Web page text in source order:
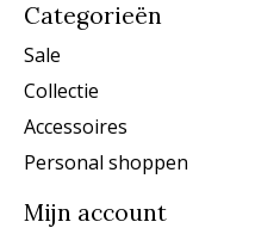
Categorieën
Sale
Collectie
Accessoires
Personal shoppen
Mijn account